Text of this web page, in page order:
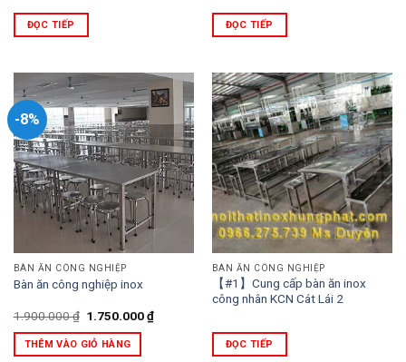
ĐỌC TIẾP ĐỌC TIẾP
-8%
BÀN ĂN CÔNG NGHIỆP
Bàn ăn công nghiệp inox
1.900.000₫ Giá
là:
1.900.000 ₫.
1.750.000₫Giá
hiện
THÊM VÀO GIỎ HÀNG
BÀN ĂN CÔNG NGHIỆP
【#1】Cung cấp bàn ăn inox
công nhân KCN Cát Lái 2
ĐỌC TIẾP